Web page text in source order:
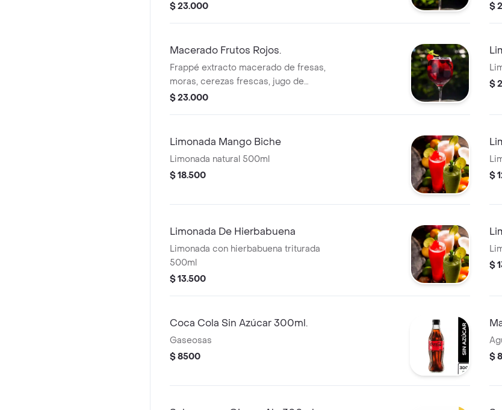
$ 23.000
$
Macerado Frutos Rojos.
Frappé extracto macerado de fresas,
moras, cerezas frescas, jugo de
arándanos.
$ 23.000
$
Limonada Mango Biche
Limonada natural 500ml
$ 18.500
$
Limonada De Hierbabuena
Limonada con hierbabuena triturada
500ml
$ 13.500
$
Coca Cola Sin Azúcar 300ml.
Gaseosas
$ 8500
$